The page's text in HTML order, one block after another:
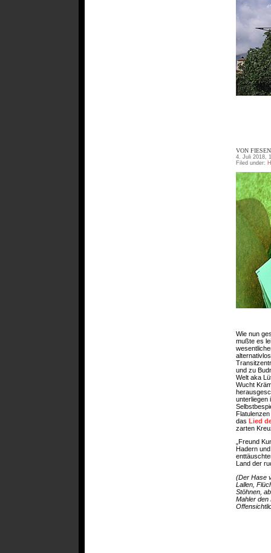
VON
4. Juli 2018,
Filed under:
Wie nun
mußte es
und zu
Welt aka
Wucht
unterliegen
das Lied
zarten
„Freund
Hadern
Land der
(Der Hase
Lallen,
Stöhnen,
Mahler den